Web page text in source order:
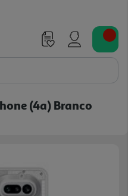
(4a) Branco